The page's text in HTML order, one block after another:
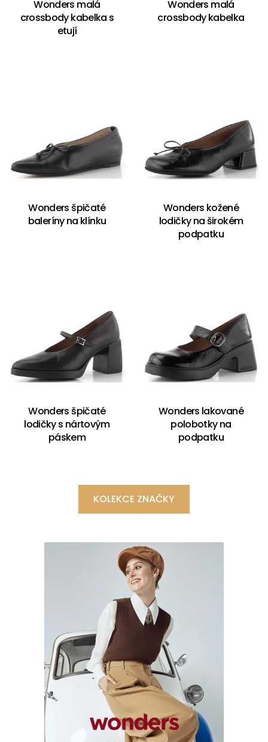
Wonders malá
crossbody kabelka s
etují
Wonders malá
crossbody kabelka
Wonders špičaté
baleríny na klínku
Wonders kožené
lodičky na širokém
podpatku
Wonders špičaté
lodičky s nártovým
páskem
Wonders lakované
polobotky na
podpatku
KOLEKCE ZNAČKY